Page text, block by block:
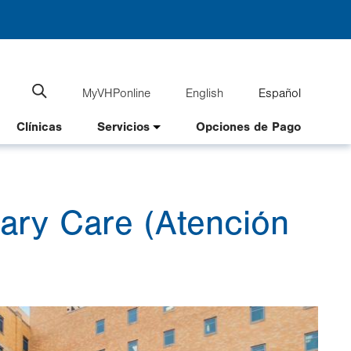
switcher
website
MyVHPonline English Español
Clínicas Servicios Opciones de Pago
Care (Atención